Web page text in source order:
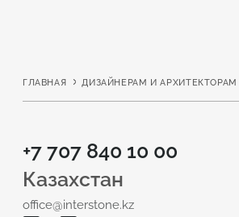
ГЛАВНАЯ ДИЗАЙНЕРАМ И АРХИТЕКТОРАМ
+7 707 840 10 00
Казахстан
office@interstone.kz